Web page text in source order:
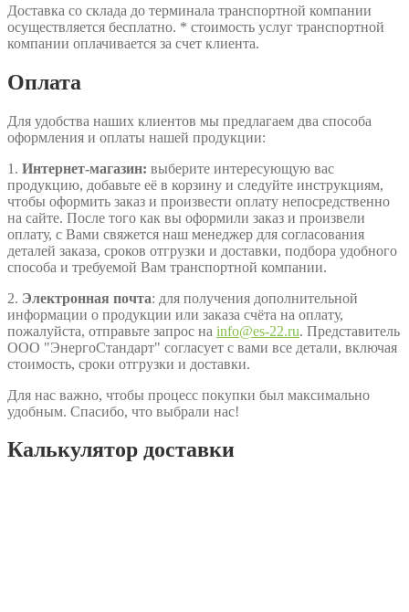
Доставка со склада до терминала транспортной компании
осуществляется бесплатно. * стоимость услуг транспортной
компании оплачивается за счет клиента.
Оплата
Для удобства наших клиентов мы предлагаем два способа
оформления и оплаты нашей продукции:
1. Интернет-магазин: выберите интересующую вас
продукцию, добавьте её в корзину и следуйте инструкциям,
чтобы оформить заказ и произвести оплату непосредственно
на сайте. После того как вы оформили заказ и произвели
оплату, с Вами свяжется наш менеджер для согласования
деталей заказа, сроков отгрузки и доставки, подбора удобного
способа и требуемой Вам транспортной компании.
2. Электронная почта: для получения дополнительной
информации о продукции или заказа счёта на оплату,
пожалуйста, отправьте запрос на info@es-22.ru. Представитель
ООО "ЭнергоСтандарт" согласует с вами все детали, включая
стоимость, сроки отгрузки и доставки.
Для нас важно, чтобы процесс покупки был максимально
удобным. Спасибо, что выбрали нас!
Калькулятор доставки